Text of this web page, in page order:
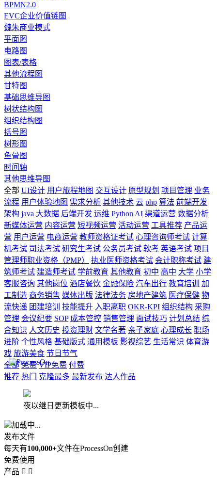
BPMN2.0
EVC企业价值链图
魏朱商业模式
平面图
电路图
图表/表格
其他流程图
甘特图
基础思维导图
树状结构图
组织结构图
括号图
树形图
鱼骨图
时间轴
其他思维导图
全部 UI设计 用户旅程地图 交互设计 原型规划 项目管理 业务
流程 用户体验地图 需求分析 其他技术 云 php 算法 前端开发
架构 java 大数据 后端开发 运维 Python AI 渠道运营 数据分析
新媒体运营 内容运营 短视频运营 活动运营 工具推荐 产品运
营 用户运营 电商运营 教师资格证考试 心理咨询师考试 计算
机考试 司法考试 研究生考试 公务员考试 软考 英语考试 项目
管理师职业资格（PMP）
执业医师资格考试 会计职称考试 建
筑师考试 建造师考试 学前教育 其他教育 初中 高中 大学 小学
客服咨询 其他岗位 酒店餐饮 金融保险 汽车出行 教育培训
加
工制造 商务销售 媒体出版 法律法务 房地产建筑 医疗保健 物
流快递 团建培训 技能提升 入职离职 OKR-KPI 组织结构 采购
管理 会议纪要 SOP 成本管控 销售管理 面试技巧 计划总结 综
合知识 人文历史 投资理财 文学名著 亲子家庭 心理成长 职场
进阶 个性风格 基础版式 通用模板 影视综艺 生活常识 体育游
戏 旅游美食 节日节气
全部 免费 VIP免费 付费
推荐 热门 克隆最多 最新发布 达人作品
夜以继日更新模板中...
加载中...
发布文件
每天有100,000+文件在ProcessOn创建
免费使用
产品  